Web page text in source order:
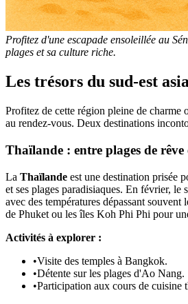
Profitez d'une escapade ensoleillée au
plages et sa culture riche.
Les trésors du sud-est
Profitez de cette région pleine de charme
au rendez-vous. Deux destinations
Thaïlande : entre plages de rêve
La Thaïlande est une destination prisée
et ses plages paradisiaques. En février, le
avec des températures dépassant souvent
de Phuket ou les îles Koh Phi Phi pour
Activités à explorer :
•Visite des temples à Bangkok.
•Détente sur les plages d'Ao Nang.
•Participation aux cours de cuisine